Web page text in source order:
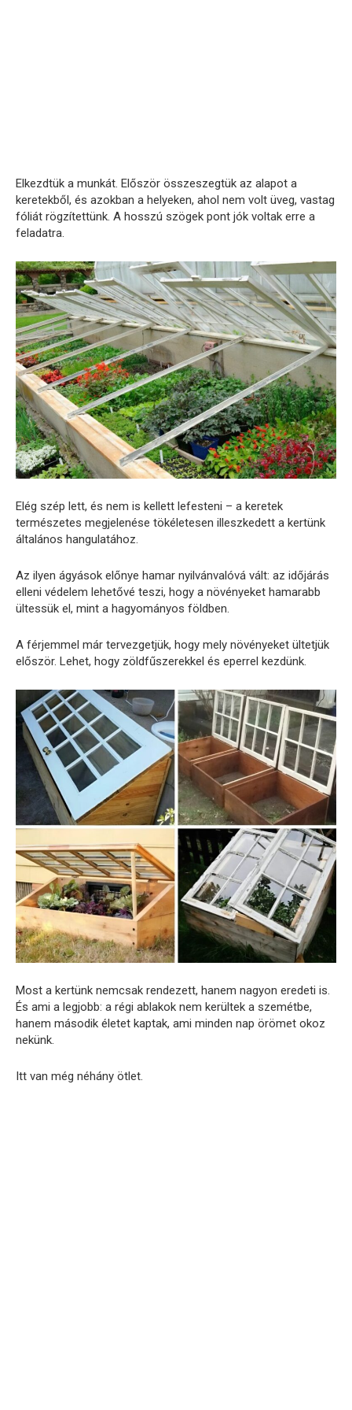
Elkezdtük a munkát. Először összeszegtük az alapot a
keretekből, és azokban a helyeken, ahol nem volt üveg, vastag
fóliát rögzítettünk. A hosszú szögek pont jók voltak erre a
feladatra.
Elég szép lett, és nem is kellett lefesteni – a keretek
természetes megjelenése tökéletesen illeszkedett a kertünk
általános hangulatához.
Az ilyen ágyások előnye hamar nyilvánvalóvá vált: az időjárás
elleni védelem lehetővé teszi, hogy a növényeket hamarabb
ültessük el, mint a hagyományos földben.
A férjemmel már tervezgetjük, hogy mely növényeket ültetjük
először. Lehet, hogy zöldfűszerekkel és eperrel kezdünk.
Most a kertünk nemcsak rendezett, hanem nagyon eredeti is.
És ami a legjobb: a régi ablakok nem kerültek a szemétbe,
hanem második életet kaptak, ami minden nap örömet okoz
nekünk.
Itt van még néhány ötlet.